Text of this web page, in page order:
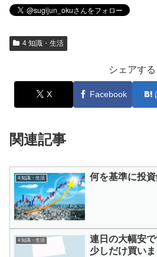
4 知識・生活
シェアする
X Facebook
関連記事
4 知識・生活 何を基準に投
4 知識・生活
連日の大幅安
少しだけ買いま